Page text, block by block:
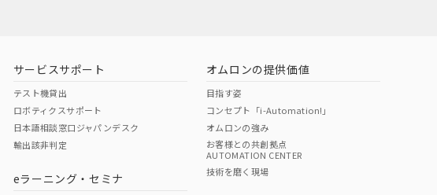
規格認証/適合状況ページへ
サービスサポート
テスト機貸出
ロボティクスサポート
日本語相談窓口ジャパンデスク
輸出該非判定
eラーニング・セミナ
オムロンの提供価値
目指す姿
コンセプト「i-Automation!」
オムロンの強み
お客様との共創拠点
AUTOMATION CENTER
技術を磨く現場